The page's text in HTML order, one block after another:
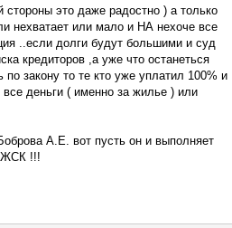
это даже радостно ) а только
нехватает или мало и НА нехоче все
..если долги будут большими и суд
кредиторов ,а уже что останеться
закону то те кто уже уплатил 100% и
деньги ( именно за жилье ) или
А.Е. вот пусть он и выполняет
!!!